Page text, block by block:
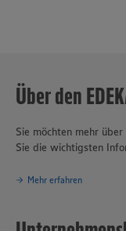
Über den
Sie möchten mehr
Sie die wichtigsten
Mehr erfahren